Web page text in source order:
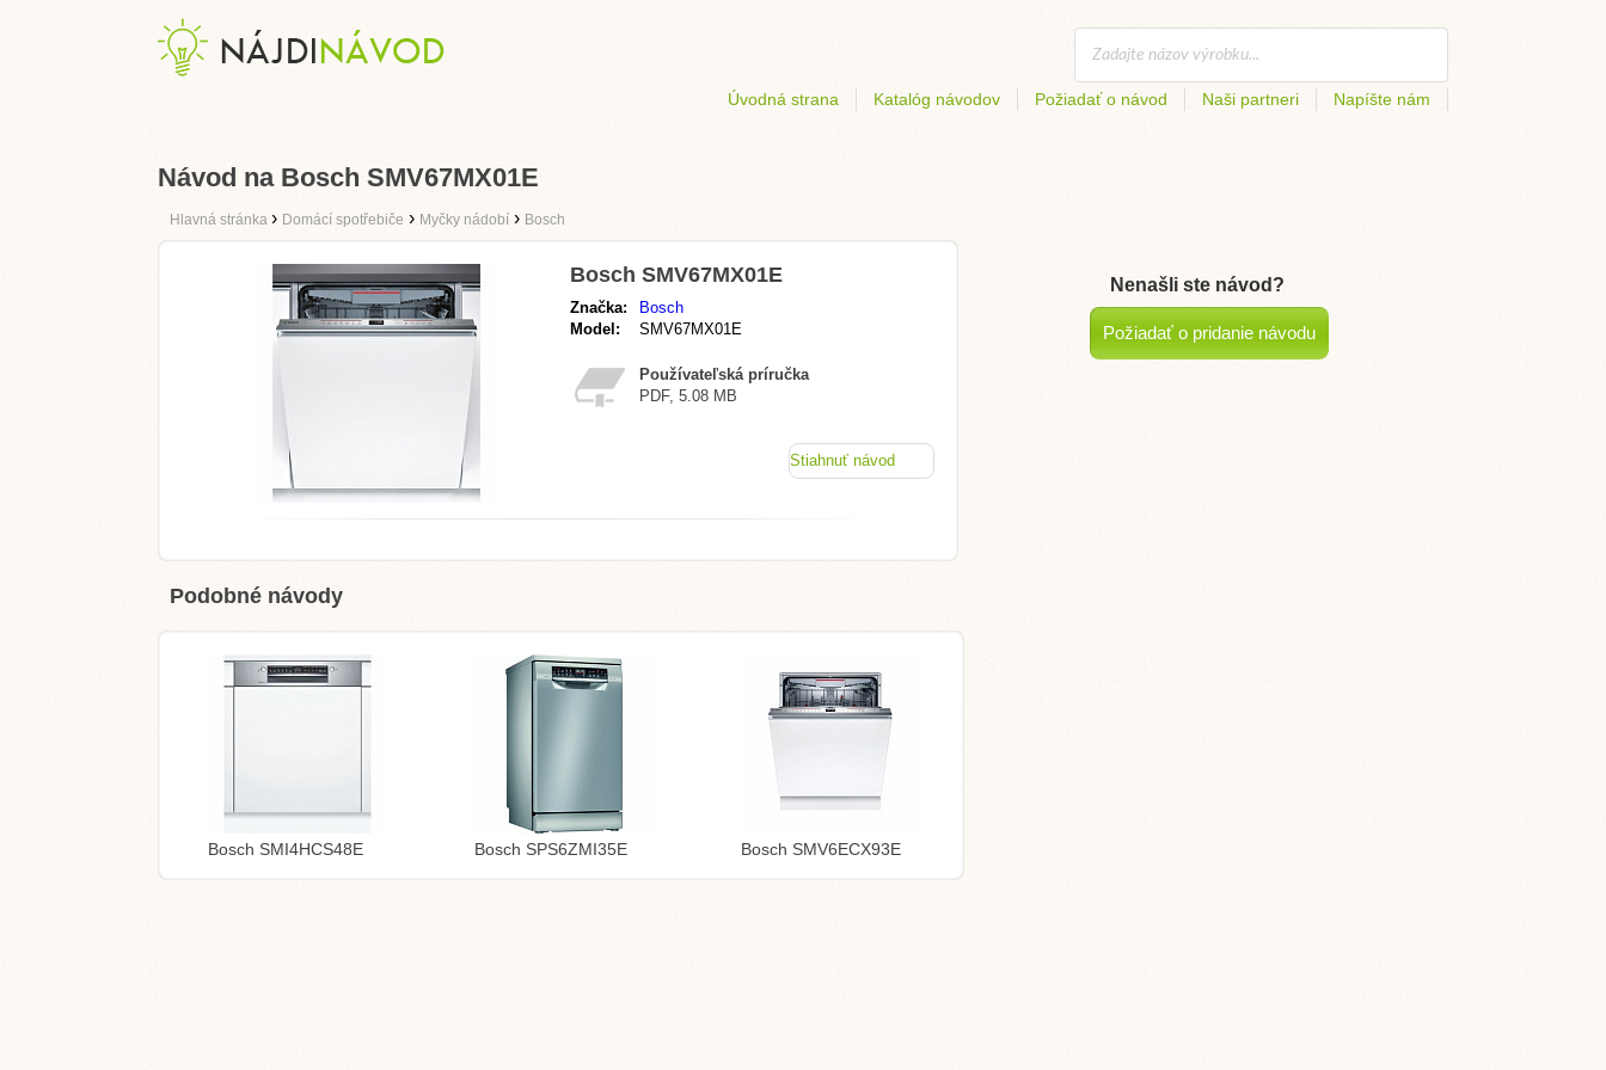
Úvodná strana Katalóg návodov Požiadať o návod Naši partneri Napíšte nám
Návod na Bosch SMV67MX01E
Hlavná stránka › Domácí spotřebiče › Myčky nádobí › Bosch
Bosch SMV67MX01E
Značka:
Bosch
Model:
SMV67MX01E
Používateľská príručka
PDF, 5.08 MB
Stiahnuť návod
Podobné návody
Bosch SMI4HCS48E Bosch SPS6ZMI35E Bosch SMV6ECX93E
Nenašli ste návod?
Požiadať o pridanie návodu